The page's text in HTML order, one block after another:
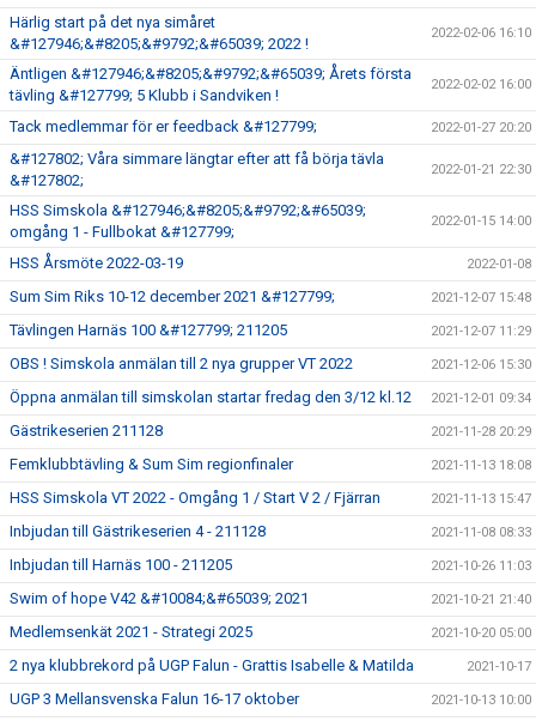
Härlig start på det nya simåret
&#127946;&#8205;&#9792;&#65039; 2022 !
2022-02-06 16:10
Äntligen &#127946;&#8205;&#9792;&#65039; Årets första
tävling &#127799; 5 Klubb i Sandviken !
2022-02-02 16:00
Tack medlemmar för er feedback &#127799; 2022-01-27 20:20
&#127802; Våra simmare längtar efter att få börja tävla
&#127802;
2022-01-21 22:30
HSS Simskola &#127946;&#8205;&#9792;&#65039;
omgång 1 - Fullbokat &#127799;
2022-01-15 14:00
HSS Årsmöte 2022-03-19 2022-01-08
Sum Sim Riks 10-12 december 2021 &#127799; 2021-12-07 15:48
Tävlingen Harnäs 100 &#127799; 211205 2021-12-07 11:29
OBS ! Simskola anmälan till 2 nya grupper VT 2022 2021-12-06 15:30
Öppna anmälan till simskolan startar fredag den 3/12 kl.12 2021-12-01 09:34
Gästrikeserien 211128 2021-11-28 20:29
Femklubbtävling & Sum Sim regionfinaler 2021-11-13 18:08
HSS Simskola VT 2022 - Omgång 1 / Start V 2 / Fjärran 2021-11-13 15:47
Inbjudan till Gästrikeserien 4 - 211128 2021-11-08 08:33
Inbjudan till Harnäs 100 - 211205 2021-10-26 11:03
Swim of hope V42 &#10084;&#65039; 2021 2021-10-21 21:40
Medlemsenkät 2021 - Strategi 2025 2021-10-20 05:00
2 nya klubbrekord på UGP Falun - Grattis Isabelle & Matilda 2021-10-17
UGP 3 Mellansvenska Falun 16-17 oktober 2021-10-13 10:00